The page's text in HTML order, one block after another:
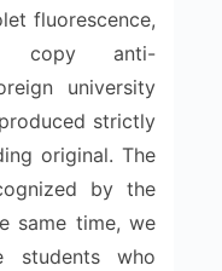
fluorescence,
copy anti-
university
strictly
original. The
by the
same time, we
who